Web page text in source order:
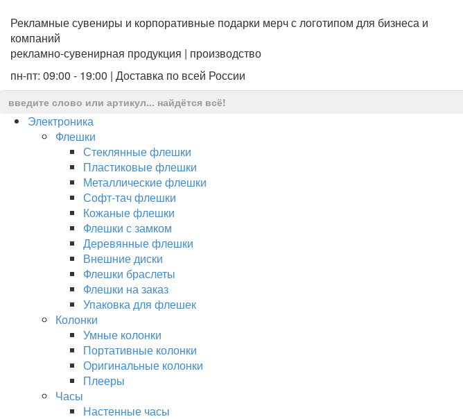
Рекламные сувениры и корпоративные подарки мерч с логотипом для бизнеса и
компаний
рекламно-сувенирная продукция | производство
пн-пт: 09:00 - 19:00 | Доставка по всей России
Электроника
Флешки
Стеклянные флешки
Пластиковые флешки
Металлические флешки
Софт-тач флешки
Кожаные флешки
Флешки с замком
Деревянные флешки
Внешние диски
Флешки браслеты
Флешки на заказ
Упаковка для флешек
Колонки
Умные колонки
Портативные колонки
Оригинальные колонки
Плееры
Часы
Настенные часы